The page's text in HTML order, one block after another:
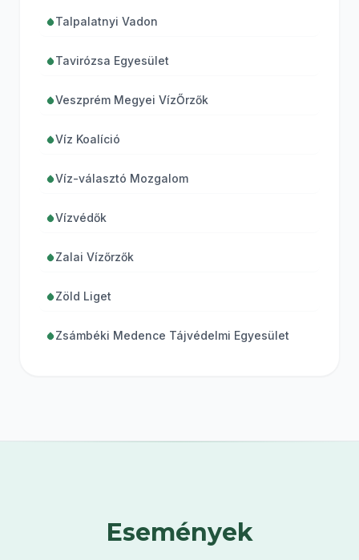
Talpalatnyi Vadon
Tavirózsa Egyesület
Veszprém Megyei VízŐrzők
Víz Koalíció
Víz-választó Mozgalom
Vízvédők
Zalai Vízőrzők
Zöld Liget
Zsámbéki Medence Tájvédelmi Egyesület
Események